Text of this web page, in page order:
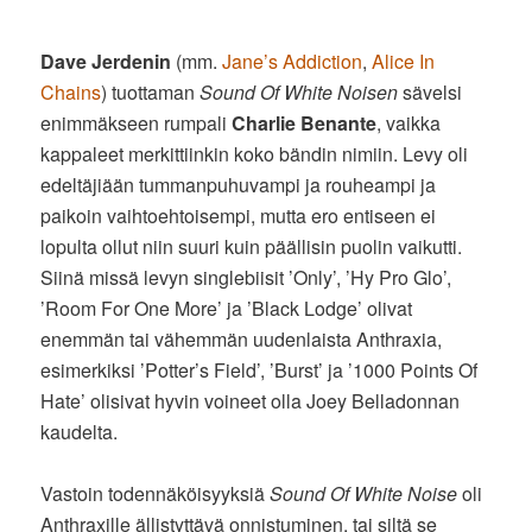
Dave Jerdenin (mm.Jane’s Addiction,Alice In
Chains) tuottamanSound Of White Noisensävelsi
enimmäkseen rumpaliCharlie Benante, vaikka
kappaleet merkittiinkin koko bändin nimiin. Levy oli
edeltäjiään tummanpuhuvampi ja rouheampi ja
paikoin vaihtoehtoisempi, mutta ero entiseen ei
lopulta ollut niin suuri kuin päällisin puolin vaikutti.
Siinä missä levyn singlebiisit ’Only’, ’Hy Pro Glo’,
’Room For One More’ ja ’Black Lodge’ olivat
enemmän tai vähemmän uudenlaista Anthraxia,
esimerkiksi ’Potter’s Field’, ’Burst’ ja ’1000 Points Of
Hate’ olisivat hyvin voineet olla Joey Belladonnan
kaudelta.
Vastoin todennäköisyyksiäSound Of White Noiseoli
Anthraxille ällistyttävä onnistuminen, tai siltä se